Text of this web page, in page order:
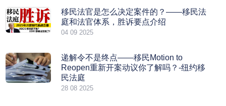
移民法官是怎么决定案件的？——移民法
庭和法官体系，胜诉要点介绍
04 09 2025
递解令不是终点——移民Motion to
Reopen重新开案动议你了解吗？-纽约移
民法庭
28 08 2025